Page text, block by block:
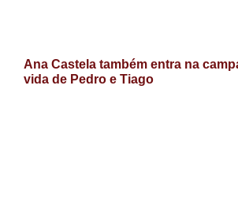
Ana Castela também entra na
vida de Pedro e Tiago